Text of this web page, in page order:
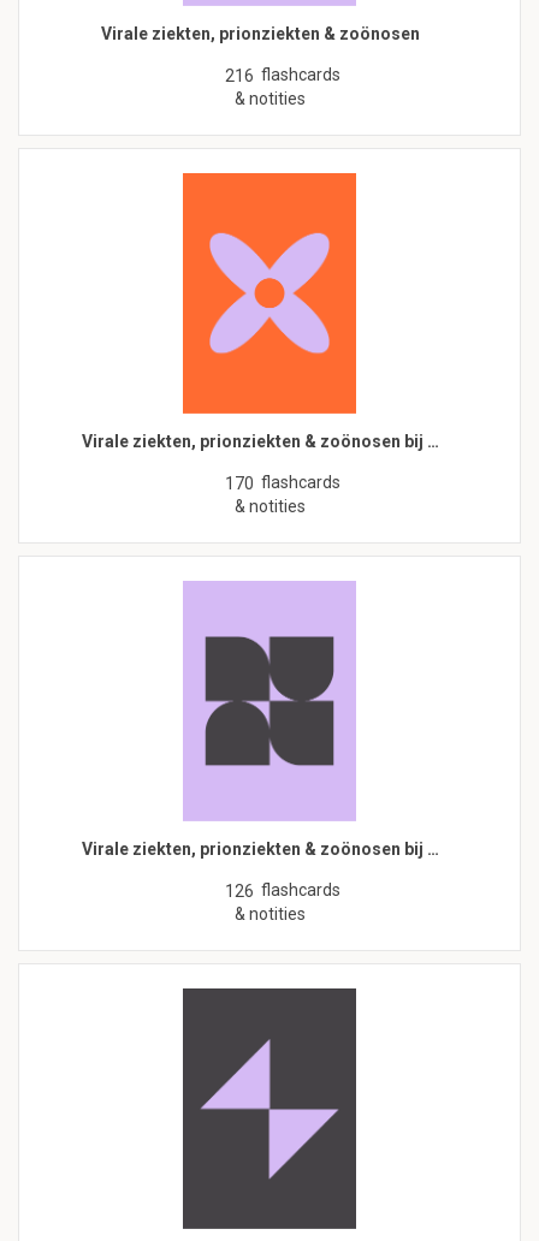
Virale ziekten, prionziekten & zoönosen
216 flashcards
& notities
Virale ziekten, prionziekten & zoönosen bij …
170 flashcards
& notities
Virale ziekten, prionziekten & zoönosen bij …
126 flashcards
& notities